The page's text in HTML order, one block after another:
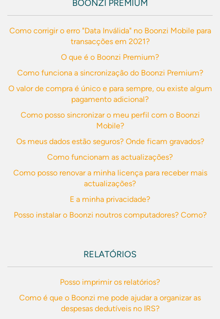
BOONZI PREMIUM
Como corrigir o erro "Data Inválida" no Boonzi Mobile para
transacções em 2021?
O que é o Boonzi Premium?
Como funciona a sincronização do Boonzi Premium?
O valor de compra é único e para sempre, ou existe algum
pagamento adicional?
Como posso sincronizar o meu perfil com o Boonzi
Mobile?
Os meus dados estão seguros? Onde ficam gravados?
Como funcionam as actualizações?
Como posso renovar a minha licença para receber mais
actualizações?
E a minha privacidade?
Posso instalar o Boonzi noutros computadores? Como?
RELATÓRIOS
Posso imprimir os relatórios?
Como é que o Boonzi me pode ajudar a organizar as
despesas dedutíveis no IRS?